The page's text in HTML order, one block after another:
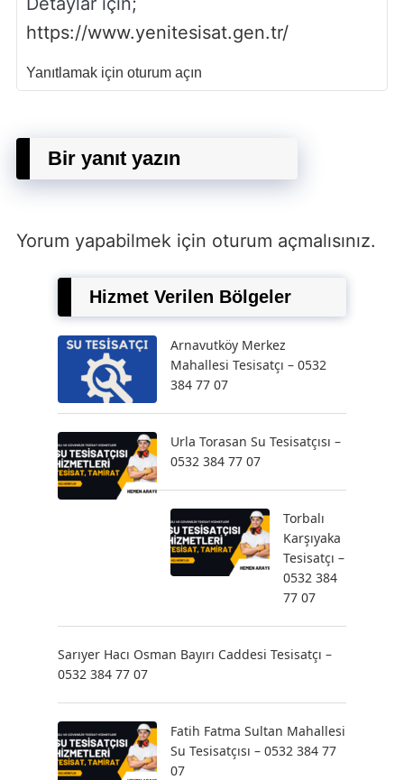
https://www.yenitesisat.gen.tr/
Yanıtlamak için oturum açın
Bir yanıt yazın
Yorum yapabilmek için oturum açmalısınız.
Hizmet Verilen Bölgeler
Arnavutköy Merkez
Mahallesi Tesisatçı – 0532
384 77 07
Urla Torasan Su Tesisatçısı –
0532 384 77 07
Torbalı
Karşıyaka
Tesisatçı –
0532 384
77 07
Sarıyer Hacı Osman Bayırı Caddesi Tesisatçı –
0532 384 77 07
Fatih Fatma Sultan Mahallesi
Su Tesisatçısı – 0532 384 77
07